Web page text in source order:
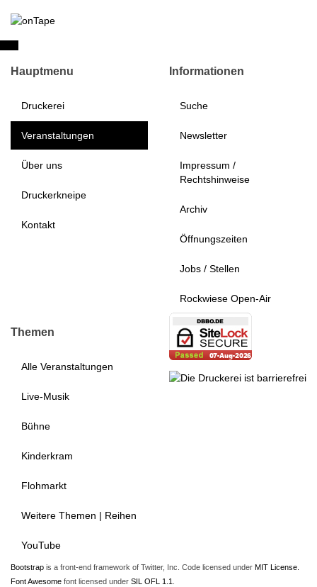
Hauptmenu
Druckerei
Veranstaltungen
Über uns
Druckerkneipe
Kontakt
Informationen
Suche
Newsletter
Impressum /
Rechtshinweise
Archiv
Öffnungszeiten
Jobs / Stellen
Rockwiese Open-Air
Themen
Alle Veranstaltungen
Live-Musik
Bühne
Kinderkram
Flohmarkt
Weitere Themen | Reihen
YouTube
Bootstrap is a front-end framework of Twitter, Inc. Code licensed under MIT License.
Font Awesome font licensed under SIL OFL 1.1